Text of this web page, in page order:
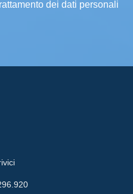
dei dati personali